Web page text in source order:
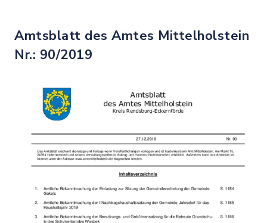
Amtsblatt des Amtes Mittelholstein
Nr.: 90/2019